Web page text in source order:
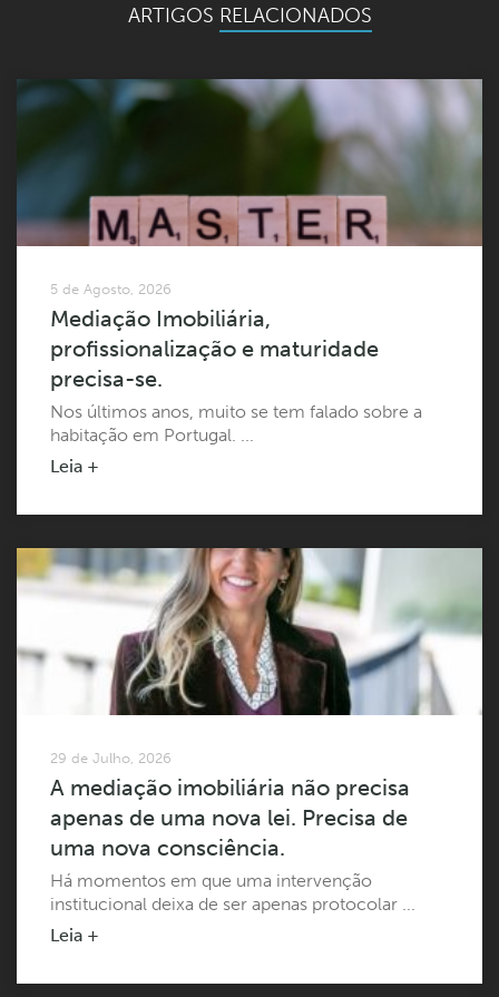
ARTIGOS RELACIONADOS
5 de Agosto, 2026
Mediação Imobiliária,
profissionalização e maturidade
precisa-se.
Nos últimos anos, muito se tem falado sobre a
habitação em Portugal. ...
Leia +
29 de Julho, 2026
A mediação imobiliária não precisa
apenas de uma nova lei. Precisa de
uma nova consciência.
Há momentos em que uma intervenção
institucional deixa de ser apenas protocolar ...
Leia +